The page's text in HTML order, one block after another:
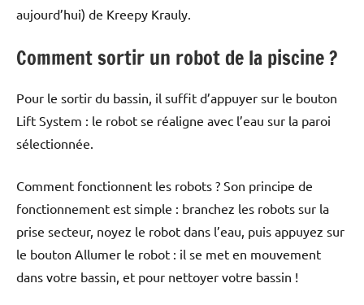
aujourd’hui) de Kreepy Krauly.
Comment sortir un robot de la piscine ?
Pour le sortir du bassin, il suffit d’appuyer sur le bouton
Lift System : le robot se réaligne avec l’eau sur la paroi
sélectionnée.
Comment fonctionnent les robots ? Son principe de
fonctionnement est simple : branchez les robots sur la
prise secteur, noyez le robot dans l’eau, puis appuyez sur
le bouton Allumer le robot : il se met en mouvement
dans votre bassin, et pour nettoyer votre bassin !